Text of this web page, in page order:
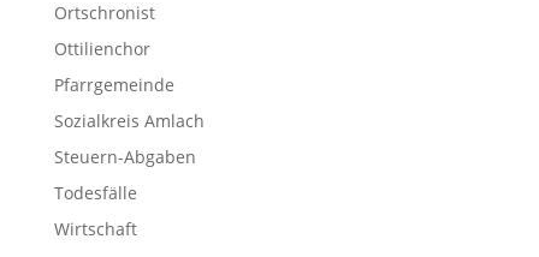
Ortschronist
Ottilienchor
Pfarrgemeinde
Sozialkreis Amlach
Steuern-Abgaben
Todesfälle
Wirtschaft